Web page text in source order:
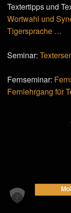
Textertipps und
Wortwahl und
Tigersprache …
Seminar:
Fernseminar:
Fernlehrgang für